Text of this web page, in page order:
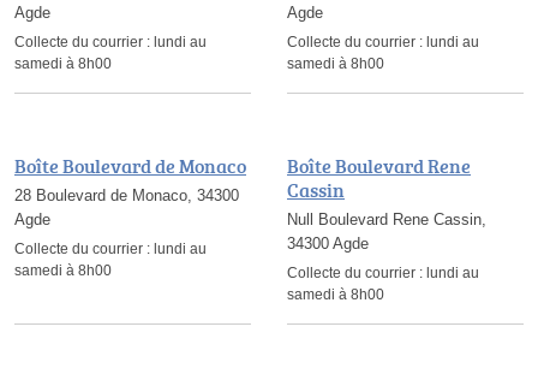
Agde
Collecte du courrier : lundi au
samedi à 8h00
Agde
Collecte du courrier : lundi au
samedi à 8h00
Boîte Boulevard de Monaco
28 Boulevard de Monaco, 34300
Agde
Collecte du courrier : lundi au
samedi à 8h00
Boîte Boulevard Rene
Cassin
Null Boulevard Rene Cassin,
34300 Agde
Collecte du courrier : lundi au
samedi à 8h00